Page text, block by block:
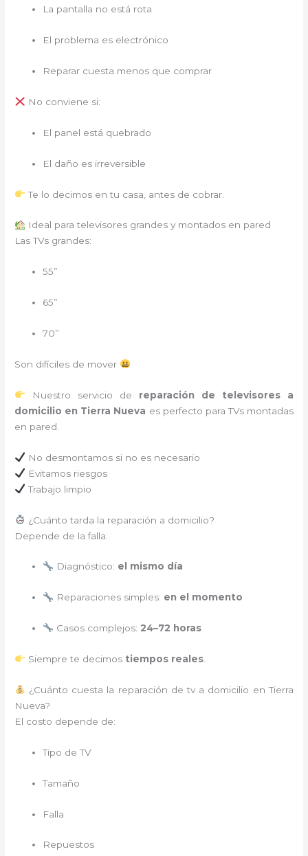
La pantalla no está rota
El problema es electrónico
Reparar cuesta menos que comprar
No conviene si:
El panel está quebrado
El daño es irreversible
Te lo decimos en tu casa, antes de cobrar.
Ideal para televisores grandes y montados en pared
Las TVs grandes:
55”
65”
70”
Son difíciles de mover
Nuestro servicio de reparación de televisores a
domicilio en Tierra Nueva es perfecto para TVs montadas
en pared.
No desmontamos si no es necesario
Evitamos riesgos
Trabajo limpio
¿Cuánto tarda la reparación a domicilio?
Depende de la falla:
Diagnóstico: el mismo día
Reparaciones simples: en el momento
Casos complejos: 24–72 horas
Siempre te decimos tiempos reales.
¿Cuánto cuesta la reparación de tv a domicilio en Tierra
Nueva?
El costo depende de:
Tipo de TV
Tamaño
Falla
Repuestos